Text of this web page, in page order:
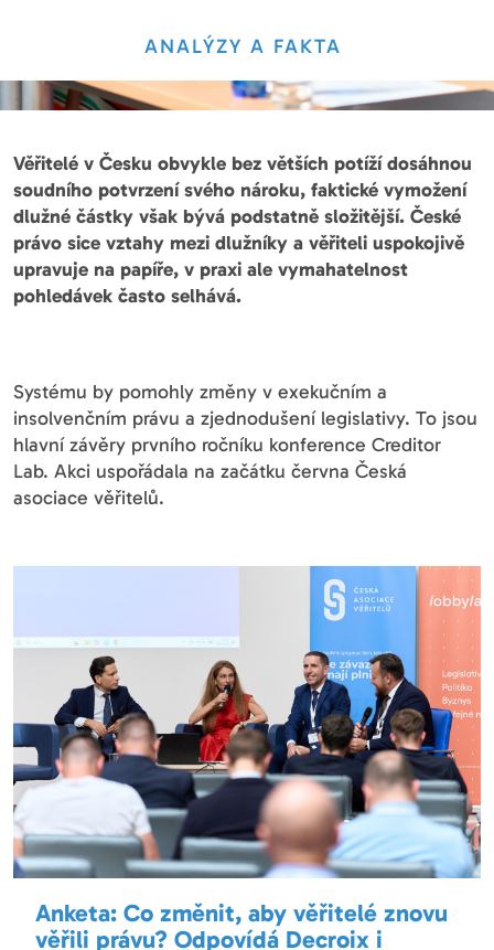
ANALÝZY A FAKTA
Věřitelé v Česku obvykle bez větších potíží dosáhnou
soudního potvrzení svého nároku, faktické vymožení
dlužné částky však bývá podstatně složitější. České
právo sice vztahy mezi dlužníky a věřiteli uspokojivě
upravuje na papíře, v praxi ale vymahatelnost
pohledávek často selhává.
Systému by pomohly změny v exekučním a
insolvenčním právu a zjednodušení legislativy. To jsou
hlavní závěry prvního ročníku konference Creditor
Lab. Akci uspořádala na začátku června Česká
asociace věřitelů.
Anketa: Co změnit, aby věřitelé znovu
věřili právu? Odpovídá Decroix i